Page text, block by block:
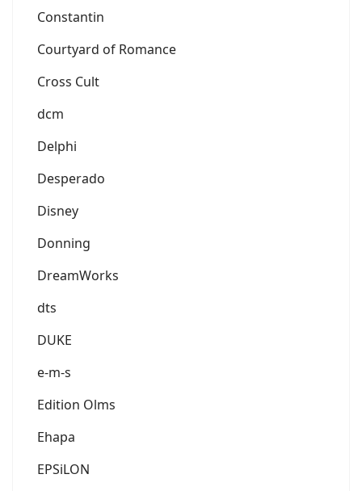
Constantin
Courtyard of Romance
Cross Cult
dcm
Delphi
Desperado
Disney
Donning
DreamWorks
dts
DUKE
e-m-s
Edition Olms
Ehapa
EPSiLON